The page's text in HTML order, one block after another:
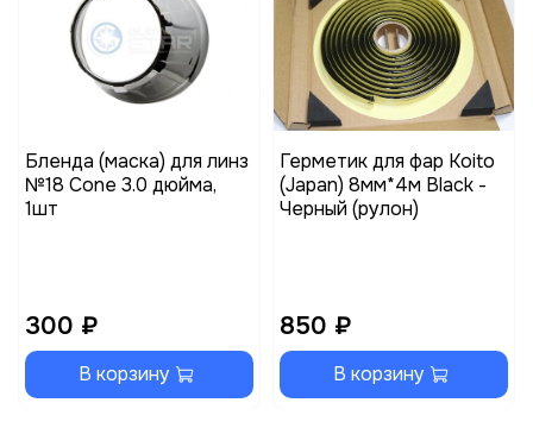
Бленда (маска) для линз
№18 Cone 3.0 дюйма,
1шт
300 ₽
В корзину
Герметик для фар Koito
(Japan) 8мм*4м Black -
Черный (рулон)
850 ₽
В корзину